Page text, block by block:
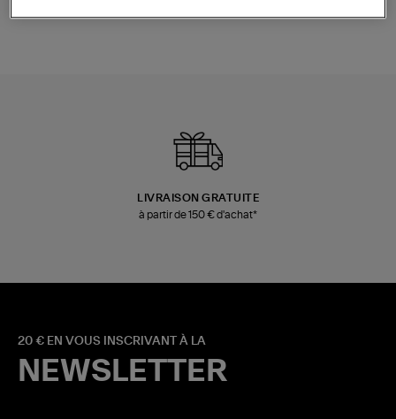
LIVRAISON GRATUITE
à partir de 150 € d'achat*
20 € EN VOUS INSCRIVANT À LA
NEWSLETTER